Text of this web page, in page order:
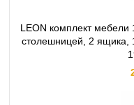
LEON комплект
столешницей, 2 ящика,